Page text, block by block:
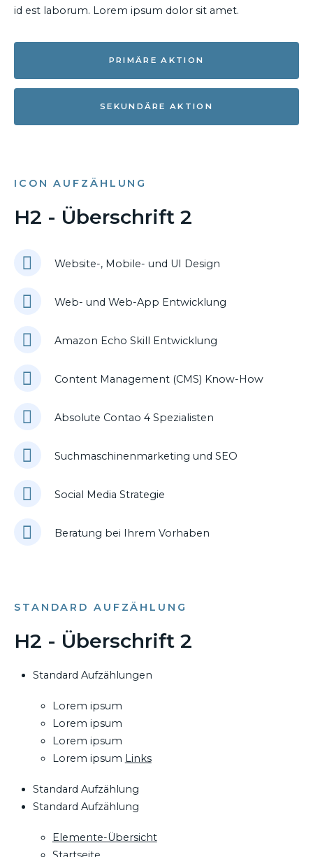
id est laborum. Lorem ipsum dolor sit amet.
PRIMÄRE AKTION
SEKUNDÄRE AKTION
ICON AUFZÄHLUNG
H2 - Überschrift 2
Website-, Mobile- und UI Design
Web- und Web-App Entwicklung
Amazon Echo Skill Entwicklung
Content Management (CMS) Know-How
Absolute Contao 4 Spezialisten
Suchmaschinenmarketing und SEO
Social Media Strategie
Beratung bei Ihrem Vorhaben
STANDARD AUFZÄHLUNG
H2 - Überschrift 2
Standard Aufzählungen
Lorem ipsum
Lorem ipsum
Lorem ipsum
Lorem ipsum Links
Standard Aufzählung
Standard Aufzählung
Elemente-Übersicht